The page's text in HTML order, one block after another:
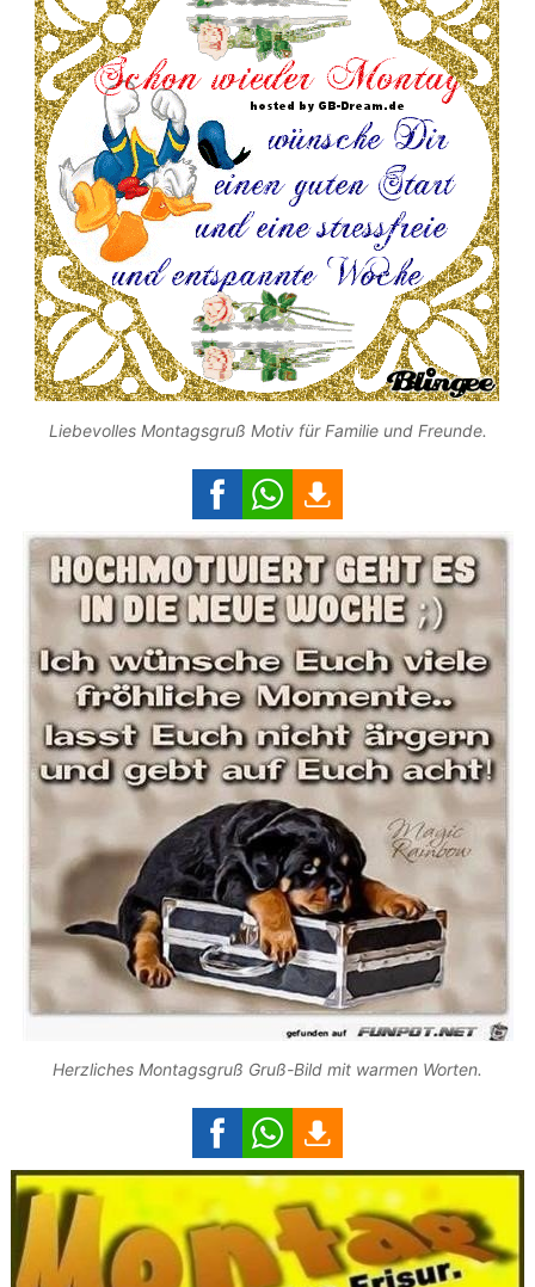
Liebevolles Montagsgruß Motiv für Familie und Freunde.
Herzliches Montagsgruß Gruß-Bild mit warmen Worten.